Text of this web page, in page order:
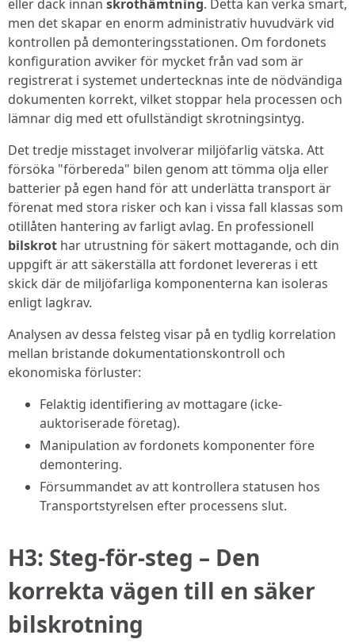
eller däck innan skrothämtning. Detta kan verka smart,
men det skapar en enorm administrativ huvudvärk vid
kontrollen på demonteringsstationen. Om fordonets
konfiguration avviker för mycket från vad som är
registrerat i systemet undertecknas inte de nödvändiga
dokumenten korrekt, vilket stoppar hela processen och
lämnar dig med ett ofullständigt skrotningsintyg.
Det tredje misstaget involverar miljöfarlig vätska. Att
försöka "förbereda" bilen genom att tömma olja eller
batterier på egen hand för att underlätta transport är
förenat med stora risker och kan i vissa fall klassas som
otillåten hantering av farligt avlag. En professionell
bilskrot har utrustning för säkert mottagande, och din
uppgift är att säkerställa att fordonet levereras i ett
skick där de miljöfarliga komponenterna kan isoleras
enligt lagkrav.
Analysen av dessa felsteg visar på en tydlig korrelation
mellan bristande dokumentationskontroll och
ekonomiska förluster:
Felaktig identifiering av mottagare (icke-
auktoriserade företag).
Manipulation av fordonets komponenter före
demontering.
Försummandet av att kontrollera statusen hos
Transportstyrelsen efter processens slut.
H3: Steg-för-steg – Den
korrekta vägen till en säker
bilskrotning